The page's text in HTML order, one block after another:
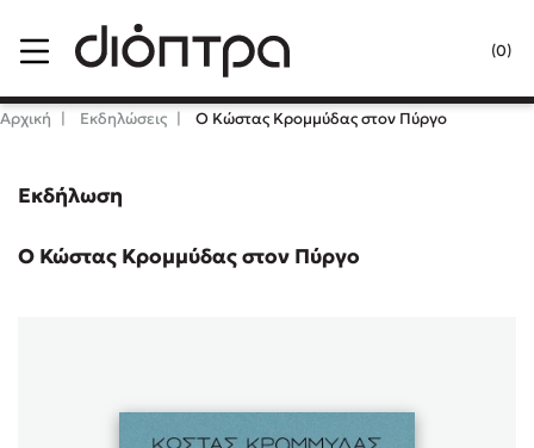
(0)
Κλείσιμο
Δημοφιλή Βιβλία
Lidia Branković
Αρχική Εκδηλώσεις Ο Κώστας Κρομμύδας στον Πύργο
Εκδήλωση
Ο Κώστας Κρομμύδας στον Πύργο